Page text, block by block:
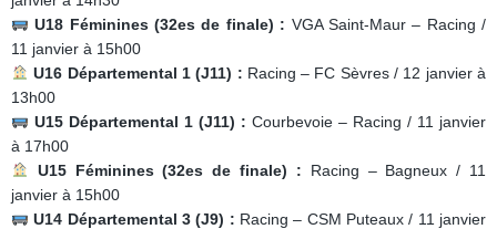
U18 Féminines (32es de finale) : VGA Saint-Maur – Racing /
11 janvier à 15h00
U16 Départemental 1 (J11) : Racing – FC Sèvres / 12 janvier à
13h00
U15 Départemental 1 (J11) : Courbevoie – Racing / 11 janvier
à 17h00
U15 Féminines (32es de finale) : Racing – Bagneux / 11
janvier à 15h00
U14 Départemental 3 (J9) : Racing – CSM Puteaux / 11 janvier